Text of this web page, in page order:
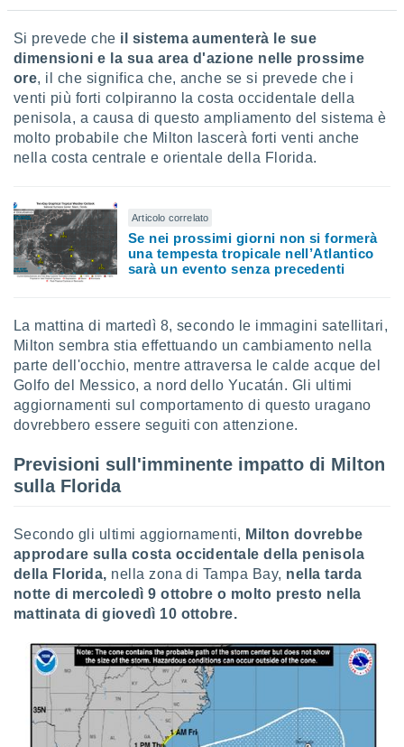
profili
per
profili
degli
dei
o la
di
e
per la
dei
la
del
delle
Si prevede che il sistema aumenterà le sue
dimensioni e la sua area d'azione nelle prossime
ore, il che significa che, anche se si prevede che i
venti più forti colpiranno la costa occidentale della
penisola, a causa di questo ampliamento del sistema è
molto probabile che Milton lascerà forti venti anche
nella costa centrale e orientale della Florida.
Articolo correlato
Se nei prossimi giorni non si formerà
una tempesta tropicale nell’Atlantico
sarà un evento senza precedenti
La mattina di martedì 8, secondo le immagini satellitari,
Milton sembra stia effettuando un cambiamento nella
parte dell'occhio, mentre attraversa le calde acque del
Golfo del Messico, a nord dello Yucatán. Gli ultimi
aggiornamenti sul comportamento di questo uragano
dovrebbero essere seguiti con attenzione.
Previsioni sull'imminente impatto di Milton
sulla Florida
Secondo gli ultimi aggiornamenti, Milton dovrebbe
approdare sulla costa occidentale della penisola
della Florida, nella zona di Tampa Bay, nella tarda
notte di mercoledì 9 ottobre o molto presto nella
mattinata di giovedì 10 ottobre.